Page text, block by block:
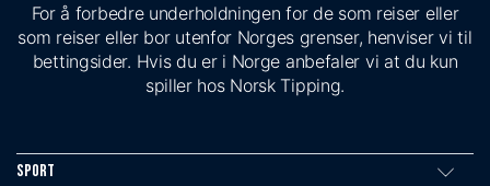
For å forbedre underholdningen for de som reiser eller
som reiser eller bor utenfor Norges grenser, henviser vi til
bettingsider. Hvis du er i Norge anbefaler vi at du kun
spiller hos Norsk Tipping.
Sport